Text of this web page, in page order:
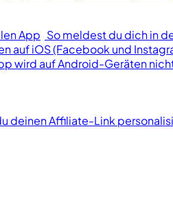
App So meldest du dich in
auf iOS (Facebook und
wird auf Android-Geräten
deinen Affiliate-Link